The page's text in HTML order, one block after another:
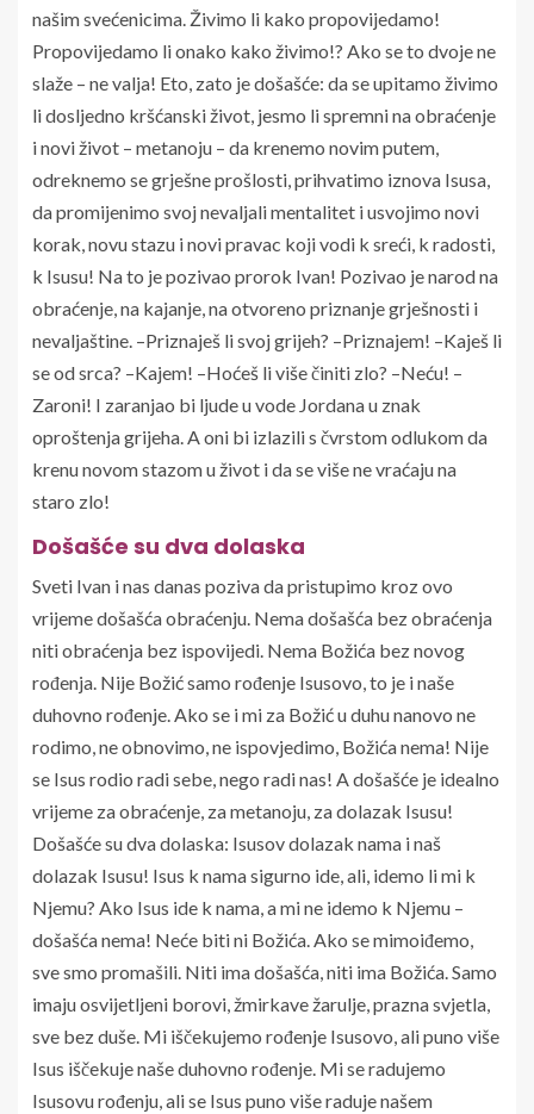
našim svećenicima. Živimo li kako propovijedamo!
Propovijedamo li onako kako živimo!? Ako se to dvoje ne
slaže – ne valja! Eto, zato je došašće: da se upitamo živimo
li dosljedno kršćanski život, jesmo li spremni na obraćenje
i novi život – metanoju – da krenemo novim putem,
odreknemo se grješne prošlosti, prihvatimo iznova Isusa,
da promijenimo svoj nevaljali mentalitet i usvojimo novi
korak, novu stazu i novi pravac koji vodi k sreći, k radosti,
k Isusu! Na to je pozivao prorok Ivan! Pozivao je narod na
obraćenje, na kajanje, na otvoreno priznanje grješnosti i
nevaljaštine. –Priznaješ li svoj grijeh? –Priznajem! –Kaješ li
se od srca? –Kajem! –Hoćeš li više činiti zlo? –Neću! –
Zaroni! I zaranjao bi ljude u vode Jordana u znak
oproštenja grijeha. A oni bi izlazili s čvrstom odlukom da
krenu novom stazom u život i da se više ne vraćaju na
staro zlo!
Došašće su dva dolaska
Sveti Ivan i nas danas poziva da pristupimo kroz ovo
vrijeme došašća obraćenju. Nema došašća bez obraćenja
niti obraćenja bez ispovijedi. Nema Božića bez novog
rođenja. Nije Božić samo rođenje Isusovo, to je i naše
duhovno rođenje. Ako se i mi za Božić u duhu nanovo ne
rodimo, ne obnovimo, ne ispovjedimo, Božića nema! Nije
se Isus rodio radi sebe, nego radi nas! A došašće je idealno
vrijeme za obraćenje, za metanoju, za dolazak Isusu!
Došašće su dva dolaska: Isusov dolazak nama i naš
dolazak Isusu! Isus k nama sigurno ide, ali, idemo li mi k
Njemu? Ako Isus ide k nama, a mi ne idemo k Njemu –
došašća nema! Neće biti ni Božića. Ako se mimoiđemo,
sve smo promašili. Niti ima došašća, niti ima Božića. Samo
imaju osvijetljeni borovi, žmirkave žarulje, prazna svjetla,
sve bez duše. Mi iščekujemo rođenje Isusovo, ali puno više
Isus iščekuje naše duhovno rođenje. Mi se radujemo
Isusovu rođenju, ali se Isus puno više raduje našem